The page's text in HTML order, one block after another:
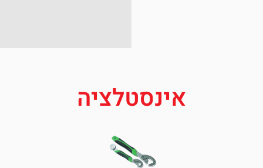
אינסטלציה